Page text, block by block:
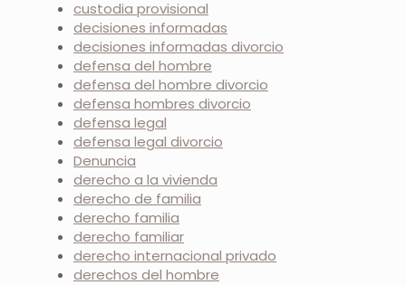
custodia provisional
decisiones informadas
decisiones informadas divorcio
defensa del hombre
defensa del hombre divorcio
defensa hombres divorcio
defensa legal
defensa legal divorcio
Denuncia
derecho a la vivienda
derecho de familia
derecho familia
derecho familiar
derecho internacional privado
derechos del hombre